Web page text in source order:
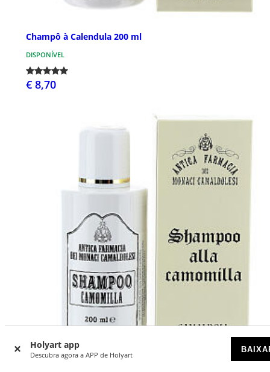
Holyart app
Descubra agora a APP de Holyart
Champô à Calendula 200 ml
DISPONÍVEL
€ 8,70